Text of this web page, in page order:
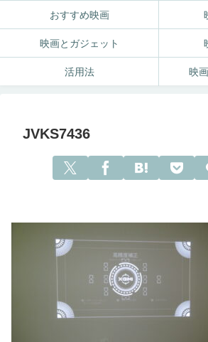
おすすめ映画
映画とガジェット
活用法 映
JVKS7436